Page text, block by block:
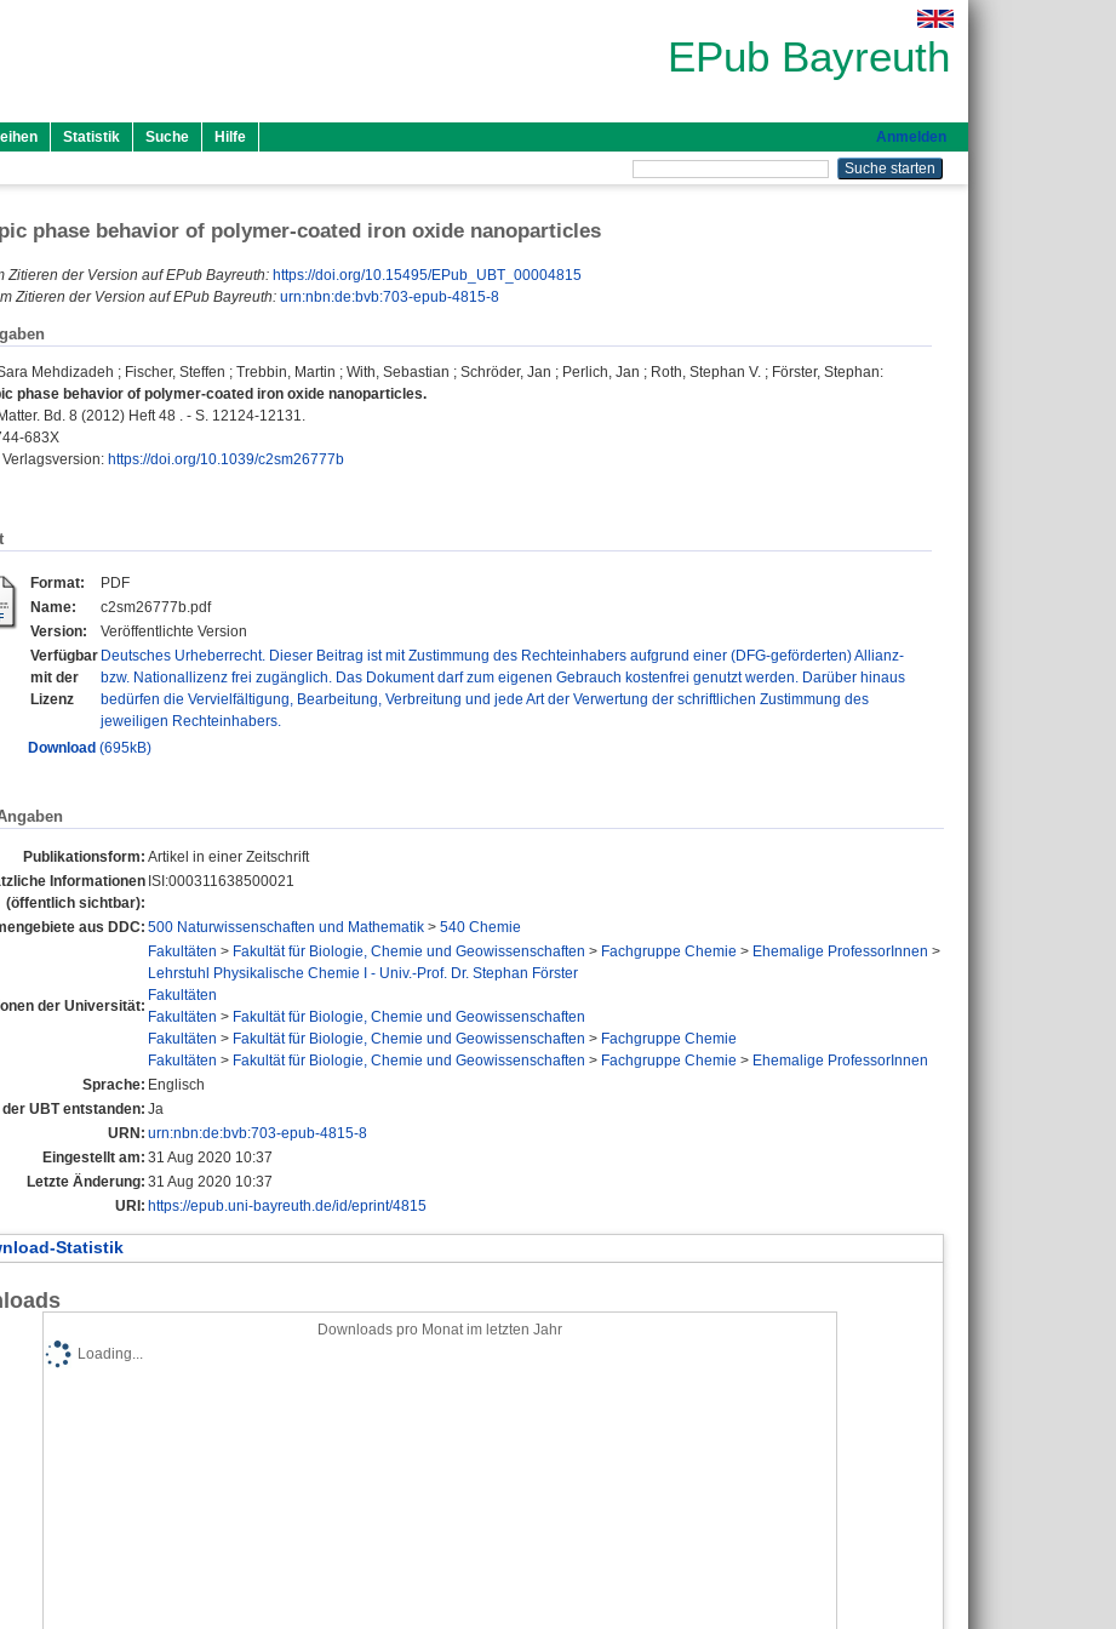
EPub Bayreuth
Statistik Suche Hilfe Anmelden
phase behavior of polymer-coated iron oxide nanoparticles
Zitieren der Version auf EPub Bayreuth: https://doi.org/10.15495/EPub_UBT_00004815
Zitieren der Version auf EPub Bayreuth: urn:nbn:de:bvb:703-epub-4815-8
Mehdizadeh ; Fischer, Steffen ; Trebbin, Martin ; With, Sebastian ; Schröder, Jan ; Perlich, Jan ; Roth, Stephan V. ; Förster, Stephan:
phase behavior of polymer-coated iron oxide nanoparticles.
Bd. 8 (2012) Heft 48 . - S. 12124-12131.
683X
Verlagsversion: https://doi.org/10.1039/c2sm26777b
Format:
PDF
Name:
c2sm26777b.pdf
Version:
Veröffentlichte Version
Verfügbar
mit der
Lizenz
Deutsches Urheberrecht. Dieser Beitrag ist mit Zustimmung des Rechteinhabers aufgrund einer (DFG-geförderten) Allianz-
bzw. Nationallizenz frei zugänglich. Das Dokument darf zum eigenen Gebrauch kostenfrei genutzt werden. Darüber hinaus
bedürfen die Vervielfältigung, Bearbeitung, Verbreitung und jede Art der Verwertung der schriftlichen Zustimmung des
jeweiligen Rechteinhabers.
Download (695kB)
Publikationsform: Artikel in einer Zeitschrift
Informationen
(öffentlich sichtbar):
ISI:000311638500021
aus DDC: 500 Naturwissenschaften und Mathematik > 540 Chemie
der Universität:
Fakultäten > Fakultät für Biologie, Chemie und Geowissenschaften > Fachgruppe Chemie > Ehemalige ProfessorInnen >
Lehrstuhl Physikalische Chemie I - Univ.-Prof. Dr. Stephan Förster
Fakultäten
Fakultäten > Fakultät für Biologie, Chemie und Geowissenschaften
Fakultäten > Fakultät für Biologie, Chemie und Geowissenschaften > Fachgruppe Chemie
Fakultäten > Fakultät für Biologie, Chemie und Geowissenschaften > Fachgruppe Chemie > Ehemalige ProfessorInnen
Sprache: Englisch
UBT entstanden: Ja
URN: urn:nbn:de:bvb:703-epub-4815-8
Eingestellt am: 31 Aug 2020 10:37
Letzte Änderung: 31 Aug 2020 10:37
URI: https://epub.uni-bayreuth.de/id/eprint/4815
Statistik
Downloads pro Monat im letzten Jahr
Loading...